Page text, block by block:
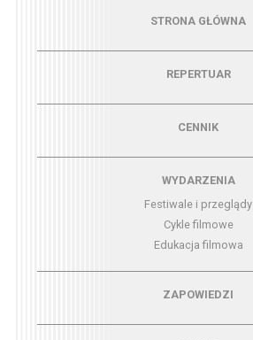
Menu - strona główna
STRONA GŁÓWNA
Menu - repertuarREPERTUAR
CENNIK
Menu - wydarzeniaWYDARZENIA
Festiwale i przeglądy
Cykle filmowe
Edukacja filmowa
Menu - zapowiedziZAPOWIEDZI